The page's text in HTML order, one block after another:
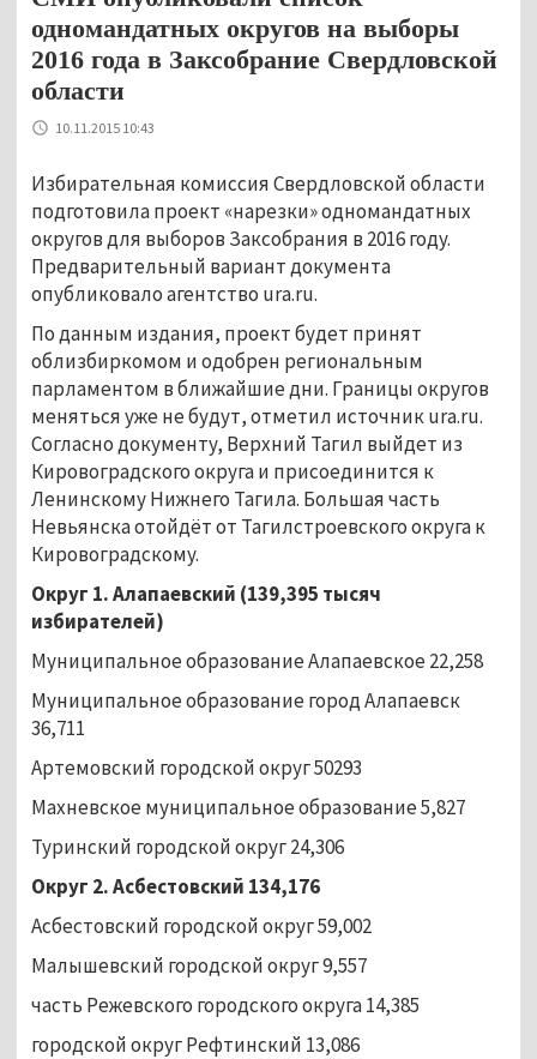
одномандатных округов на выборы
2016 года в Заксобрание Свердловской
области
10.11.2015 10:43
Избирательная комиссия Свердловской области
подготовила проект «нарезки» одномандатных
округов для выборов Заксобрания в 2016 году.
Предварительный вариант документа
опубликовало агентство ura.ru.
По данным издания, проект будет принят
облизбиркомом и одобрен региональным
парламентом в ближайшие дни. Границы округов
меняться уже не будут, отметил источник ura.ru.
Согласно документу, Верхний Тагил выйдет из
Кировоградского округа и присоединится к
Ленинскому Нижнего Тагила. Большая часть
Невьянска отойдёт от Тагилстроевского округа к
Кировоградскому.
Округ 1. Алапаевский (139,395 тысяч
избирателей)
Муниципальное образование Алапаевское 22,258
Муниципальное образование город Алапаевск
36,711
Артемовский городской округ 50293
Махневское муниципальное образование 5,827
Туринский городской округ 24,306
Округ 2. Асбестовский 134,176
Асбестовский городской округ 59,002
Малышевский городской округ 9,557
часть Режевского городского округа 14,385
городской округ Рефтинский 13,086